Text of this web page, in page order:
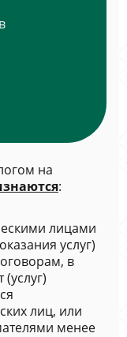
на
:
лицами
услуг)
в
лиц, или
менее